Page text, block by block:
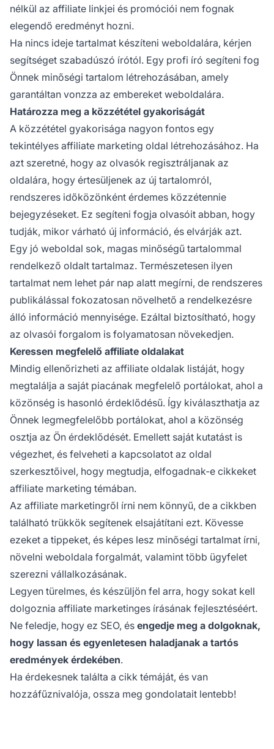
nélkül az affiliate linkjei és promóciói nem fognak
elegendő eredményt hozni.
Ha nincs ideje tartalmat készíteni weboldalára, kérjen
segítséget szabadúszó írótól. Egy profi író segíteni fog
Önnek minőségi tartalom létrehozásában, amely
garantáltan vonzza az embereket weboldalára.
Határozza meg a közzététel gyakoriságát
A közzététel gyakorisága nagyon fontos egy
tekintélyes affiliate marketing oldal létrehozásához. Ha
azt szeretné, hogy az olvasók regisztráljanak az
oldalára, hogy értesüljenek az új tartalomról,
rendszeres időközönként érdemes közzétennie
bejegyzéseket. Ez segíteni fogja olvasóit abban, hogy
tudják, mikor várható új információ, és elvárják azt.
Egy jó weboldal sok, magas minőségű tartalommal
rendelkező oldalt tartalmaz. Természetesen ilyen
tartalmat nem lehet pár nap alatt megírni, de rendszeres
publikálással fokozatosan növelhető a rendelkezésre
álló információ mennyisége. Ezáltal biztosítható, hogy
az olvasói forgalom is folyamatosan növekedjen.
Keressen megfelelő affiliate oldalakat
Mindig ellenőrizheti az affiliate oldalak listáját, hogy
megtalálja a saját piacának megfelelő portálokat, ahol a
közönség is hasonló érdeklődésű. Így kiválaszthatja az
Önnek legmegfelelőbb portálokat, ahol a közönség
osztja az Ön érdeklődését. Emellett saját kutatást is
végezhet, és felveheti a kapcsolatot az oldal
szerkesztőivel, hogy megtudja, elfogadnak-e cikkeket
affiliate marketing témában.
Az affiliate marketingről írni nem könnyű, de a cikkben
található trükkök segítenek elsajátítani ezt. Kövesse
ezeket a tippeket, és képes lesz minőségi tartalmat írni,
növelni weboldala forgalmát, valamint több ügyfelet
szerezni vállalkozásának.
Legyen türelmes, és készüljön fel arra, hogy sokat kell
dolgoznia affiliate marketinges írásának fejlesztéséért.
Ne feledje, hogy ez SEO, és engedje meg a dolgoknak,
hogy lassan és egyenletesen haladjanak a tartós
eredmények érdekében.
Ha érdekesnek találta a cikk témáját, és van
hozzáfűznivalója, ossza meg gondolatait lentebb!